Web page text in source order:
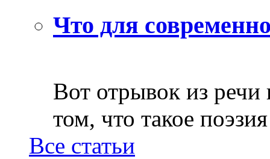
Что для
Вот отрывок из
том, что такое
Все статьи